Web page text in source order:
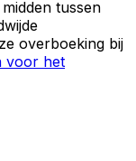
tussen
overboeking bij
voor het